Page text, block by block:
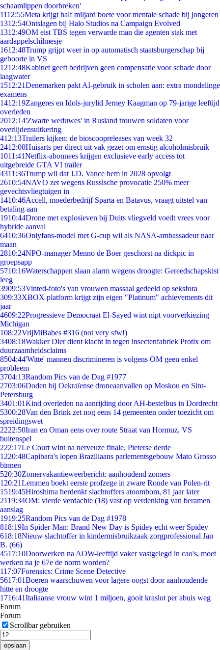
schaamlippen doorbreken'
1112:55Meta krijgt half miljard boete voor mentale schade bij jongeren
1312:54Ontslagen bij Halo Studios na Campaign Evolved
1312:49OM eist TBS tegen verwarde man die agenten stak met
aardappelschilmesje
1612:48Trump grijpt weer in op automatisch staatsburgerschap bij
geboorte in VS
1212:48Kabinet geeft bedrijven geen compensatie voor schade door
laagwater
1512:21Denemarken pakt AI-gebruik in scholen aan: extra mondelinge
examens
1412:19Zangeres en Idols-jurylid Jerney Kaagman op 79-jarige leeftijd
overleden
2012:14'Zwarte weduwes' in Rusland trouwen soldaten voor
overlijdensuitkering
412:13Trailers kijken: de bioscoopreleases van week 32
2412:00Huisarts per direct uit vak gezet om ernstig alcoholmisbruik
1011:41Netflix-abonnees krijgen exclusieve early access tot
uitgebreide GTA VI trailer
4311:36Trump wil dat J.D. Vance hem in 2028 opvolgt
2610:54NAVO zet wegens Russische provocatie 250% meer
gevechtsvliegtuigen in
1410:46Accell, moederbedrijf Sparta en Batavus, vraagt uitstel van
betaling aan
1910:44Drone met explosieven bij Duits vliegveld voedt vrees voor
hybride aanval
6410:36Onlyfans-model met G-cup wil als NASA-ambassadeur naar
maan
2810:24NPO-manager Menno de Boer geschorst na dickpic in
groepsapp
5710:16Waterschappen slaan alarm wegens droogte: Gereedschapskist
leeg
3909:53Vinted-foto's van vrouwen massaal gedeeld op seksfora
309:33XBOX platform krijgt zijn eigen "Platinum" achievements dit
jaar
4609:22Progressieve Democraat El-Sayed wint nipt voorverkiezing
Michigan
108:22VrijMiBabes #316 (not very sfw!)
3408:18Wakker Dier dient klacht in tegen insectenfabriek Protix om
duurzaamheidsclaims
8504:44'Witte' mannen discrimineren is volgens OM geen enkel
probleem
3704:13Random Pics van de Dag #1977
2703:06Doden bij Oekraïense droneaanvallen op Moskou en Sint-
Petersburg
3401:01Kind overleden na aanrijding door AH-bestelbus in Dordrecht
5300:28Van den Brink zet nog eens 14 gemeenten onder toezicht om
spreidingswet
2222:50Iran en Oman eens over route Straat van Hormuz, VS
buitenspel
222:17Le Court wint na nerveuze finale, Pieterse derde
1220:48Capibara's lopen Braziliaans parlementsgebouw Mato Grosso
binnen
520:30Zomervakantieweerbericht: aanhoudend zomers
1 20:21Lemmen boekt eerste profzege in zware Ronde van Polen-rit
1519:45Hiroshima herdenkt slachtoffers atoombom, 81 jaar later
2119:34OM: vierde verdachte (18) vast op verdenking van beramen
aanslag
1919:25Random Pics van de Dag #1978
818:19In Spider-Man: Brand New Day is Spidey echt weer Spidey
618:18Nieuw slachtoffer in kindermisbruikzaak zorgprofessional Jan
B. (66)
4517:10Doorwerken na AOW-leeftijd vaker vastgelegd in cao's, moet
werken na je 67e de norm worden?
117:07Forensics: Crime Scene Detective
5617:01Boeren waarschuwen voor lagere oogst door aanhoudende
hitte en droogte
1716:41Italiaanse vrouw wint 1 miljoen, gooit kraslot per abuis weg
Forum
Forum
Scrollbar gebruiken
opslaan